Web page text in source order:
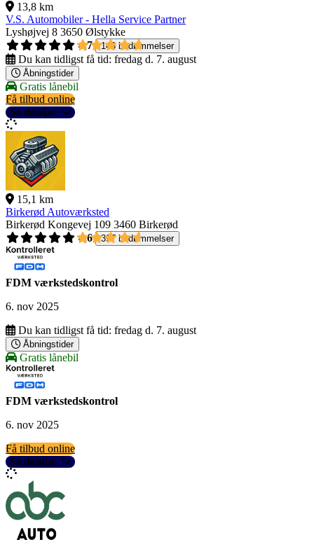
13,8 km
V.S. Automobiler - Hella Service Partner
Lyshøjvej 8 3650 Ølstykke
4,7
143 bedømmelser
Du kan tidligst få tid: fredag d. 7. august
Åbningstider
Gratis lånebil
Få tilbud online
Se detaljer
15,1 km
Birkerød Autoværksted
Birkerød Kongevej 109 3460 Birkerød
4,6
397 bedømmelser
FDM værkstedskontrol
6. nov 2025
Du kan tidligst få tid: fredag d. 7. august
Åbningstider
Gratis lånebil
FDM værkstedskontrol
6. nov 2025
Få tilbud online
Se detaljer